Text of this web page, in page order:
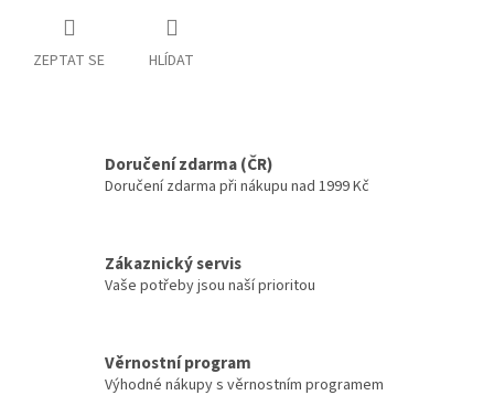
ZEPTAT SE HLÍDAT
Doručení zdarma (ČR)
Doručení zdarma při nákupu nad 1999 Kč
Zákaznický servis
Vaše potřeby jsou naší prioritou
Věrnostní program
Výhodné nákupy s věrnostním programem